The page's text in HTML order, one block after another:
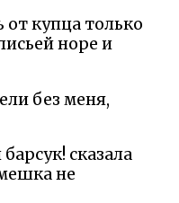
от купца только
норе и
без меня,
сказала
не